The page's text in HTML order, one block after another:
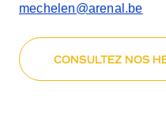
mechelen@arenal.be
CONSULTEZ NOS